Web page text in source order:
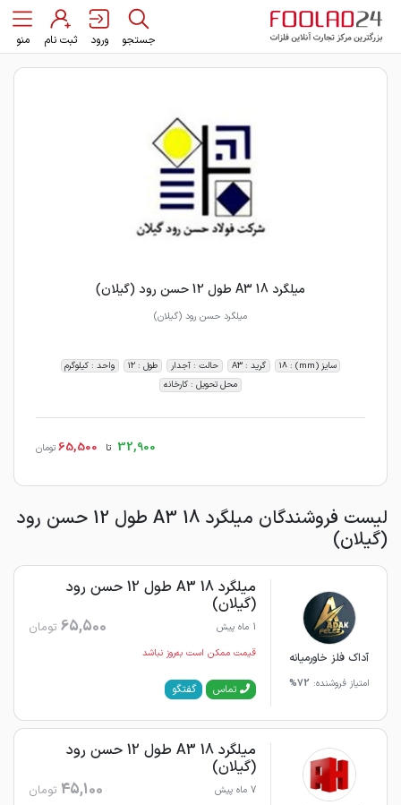
جستجو ورود ثبت نام منو
میلگرد 18 A3 طول 12 حسن رود (گیلان)
سایز (mm) : 18 گرید : A3 حالت : آجدار طول : 12
واحد : کیلوگرم
محل تحویل : کارخانه
32,900 تا 65,500 تومان
لیست فروشندگان میلگرد 18 A3 طول 12 حسن رود
(گیلان)
آداک فلز خاورمیانه
امتیاز فروشنده: 72%
میلگرد 18 A3 طول 12 حسن رود
(گیلان)
1 ماه پیش 65,500 تومان
قیمت ممکن است به‌روز نباشد
تماس گفتگو
میلگرد 18 A3 طول 12 حسن رود
(گیلان)
7 ماه پیش 45,100 تومان